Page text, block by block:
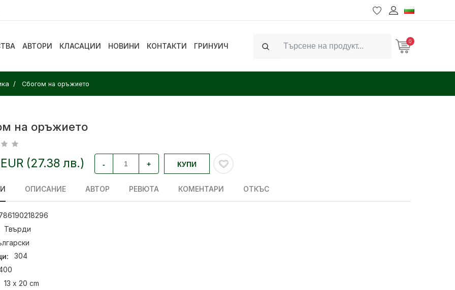
АВТОРИ КЛАСАЦИИ НОВИНИ КОНТАКТИ ГРИНУИЧ
Search
0
Сбогом на оръжието
на оръжието
(27.38 лв.) - + КУПИ
ОПИСАНИЕ АВТОР РЕВЮТА КОМЕНТАРИ ОТКЪС
Твърди
304
13 x 20 cm